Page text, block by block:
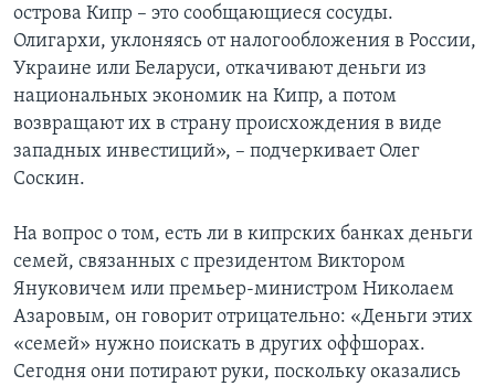
острова Кипр – это сообщающиеся сосуды.
Олигархи, уклоняясь от налогообложения в России,
Украине или Беларуси, откачивают деньги из
национальных экономик на Кипр, а потом
возвращают их в страну происхождения в виде
западных инвестиций», – подчеркивает Олег
Соскин.
На вопрос о том, есть ли в кипрских банках деньги
семей, связанных с президентом Виктором
Януковичем или премьер-министром Николаем
Азаровым, он говорит отрицательно: «Деньги этих
«семей» нужно поискать в других оффшорах.
Сегодня они потирают руки, поскольку оказались